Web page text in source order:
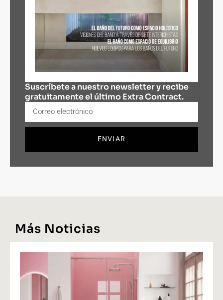
Suscríbete a nuestro newsletter y recibe
gratuitamente el último Extra Contract.
ENVIAR
Más Noticias